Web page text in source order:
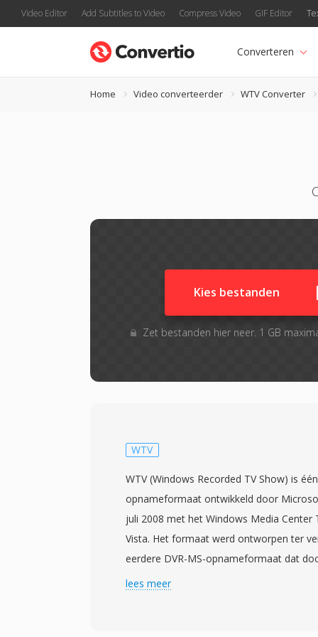
Video Editor Add Subtitles to Video Compress Video GIF Editor
Converteren
Home Video converteerder WTV Converter
Kies bestanden
Zet bestanden hier neer. 1 GB
WTV
WTV (Windows Recorded TV Show) is
opnameformaat ontwikkeld door
juli 2008 met het Windows Media Center
Vista. Het formaat werd ontworpen ter
eerdere DVR-MS-opnameformaat dat
Center werd gebruikt, en biedt één
lees meer